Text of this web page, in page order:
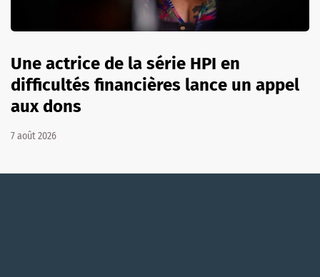
Une actrice de la série HPI en
difficultés financières lance un appel
aux dons
7 août 2026